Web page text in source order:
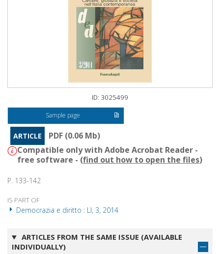
ID: 3025499
Sample page
ARTICLE
PDF (0.06 Mb)
Compatible only with Adobe Acrobat Reader -
free software - (find out how to open the files)
P. 133-142
IS PART OF
Democrazia e diritto : LI, 3, 2014
ARTICLES FROM THE SAME ISSUE (AVAILABLE
INDIVIDUALLY)